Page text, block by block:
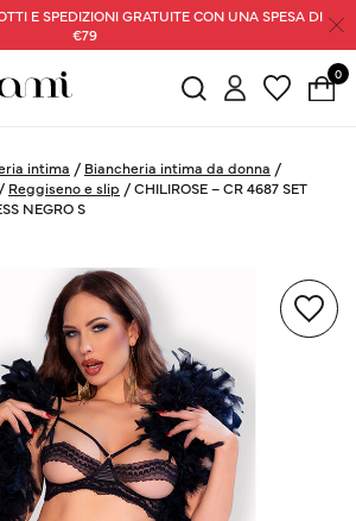
E SPEDIZIONI GRATUITE CON UNA SPESA DI
€79
0
intima / Biancheria intima da donna /
/ Reggiseno e slip /CHILIROSE – CR 4687 SET
NEGRO S